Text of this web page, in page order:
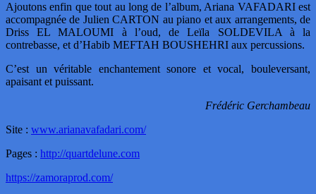
Ajoutons enfin que tout au long de l’album, Ariana VAFADARI est
accompagnée de Julien CARTON au piano et aux arrangements, de
Driss EL MALOUMI à l’oud, de Leïla SOLDEVILA à la
contrebasse, et d’Habib MEFTAH BOUSHEHRI aux percussions.
C’est un véritable enchantement sonore et vocal, bouleversant,
apaisant et puissant.
Frédéric Gerchambeau
Site : www.arianavafadari.com/
Pages : http://quartdelune.com
https://zamoraprod.com/